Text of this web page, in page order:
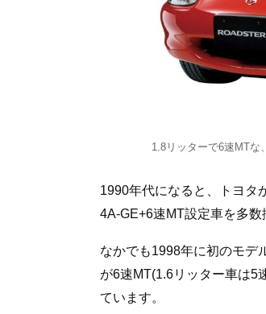
1.8リッターで6速MTな
1990年代になると、トヨタ
4A-GE+6速MT設定車を多数
なかでも1998年に初のモデ
が6速MT(1.6リッター車は5
ています。